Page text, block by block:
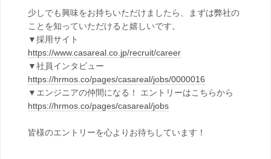
少しでも興味をお持ちいただけましたら、まずは弊社の
ことを知っていただけると嬉しいです。
▼採用サイト
https://www.casareal.co.jp/recruit/career
▼社員インタビュー
https://hrmos.co/pages/casareal/jobs/0000016
▼エンジニアの仲間になる！ エントリーはこちらから
https://hrmos.co/pages/casareal/jobs
皆様のエントリーを心よりお待ちしています！